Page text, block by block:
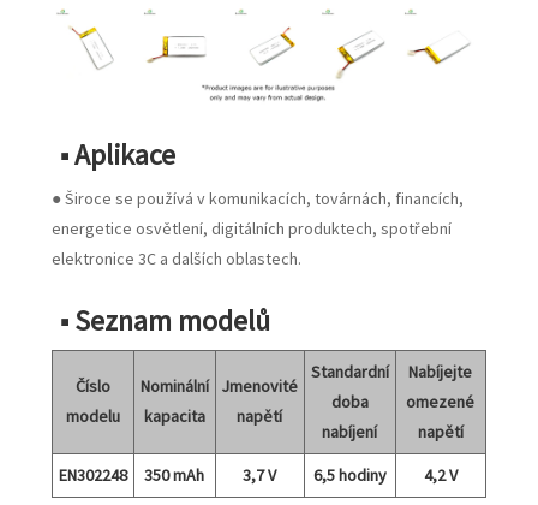
■ Aplikace
● Široce se používá v komunikacích, továrnách, financích,
energetice osvětlení, digitálních produktech, spotřební
elektronice 3C a dalších oblastech.
■ Seznam modelů
Číslo
modelu
Nominální
kapacita
Jmenovité
napětí
Standardní
doba
nabíjení
Nabíjejte
omezené
napětí
EN302248
350 mAh 3,7 V 6,5 hodiny 4,2 V